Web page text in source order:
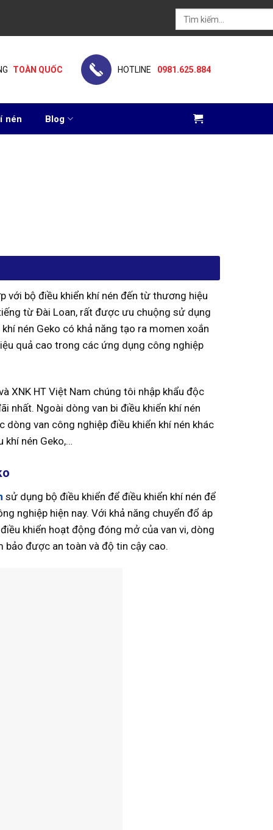
Tìm
kiếm:
TOÀN QUỐC HOTLINE 0981.625.884
nén Blog
với bộ điều khiển khí nén đến từ thương hiệu
từ Đài Loan, rất được ưu chuộng sử dụng
nén Geko có khả năng tạo ra momen xoắn
quả cao trong các ứng dụng công nghiệp
XNK HT Việt Nam chúng tôi nhập khẩu độc
nhất. Ngoài dòng van bi điều khiển khí nén
dòng van công nghiệp điều khiển khí nén khác
khí nén Geko,…
sử dụng bộ điều khiển để điều khiển khí nén để
nghiệp hiện nay. Với khả năng chuyển đổ áp
khiển hoạt động đóng mở của van vi, dòng
bảo được an toàn và độ tin cậy cao.